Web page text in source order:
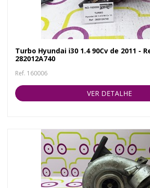
Turbo Hyundai i30 1.4 90Cv de 2011 -
282012A740
Ref. 160006
VER DETALHE